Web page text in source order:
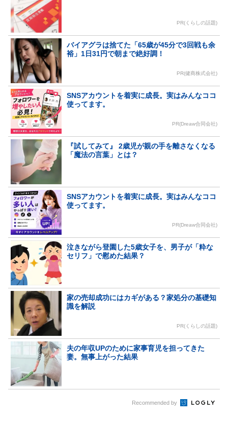
PR(くらしの話題)
バイアグラは捨てた「65歳が45分で3回戦も余
裕」1日31円で朝まで絶好調！
PR(健商株式会社)
SNSアカウントを着実に成長。実はみんなココ
使ってます。
PR(Dreaw合同会社)
『試してみて』 2歳児が親の手を離さなくなる
「魔法の言葉」とは？
SNSアカウントを着実に成長。実はみんなココ
使ってます。
PR(Dreaw合同会社)
泣きながら登園した5歳女子を、男子が「粋な
セリフ」で慰めた結果？
家の売却成功にはカギがある？家処分の基礎知
識を解説
PR(くらしの話題)
夫の年収UPのために家事育児を担ってきた
妻。無事上がった結果
Recommended by